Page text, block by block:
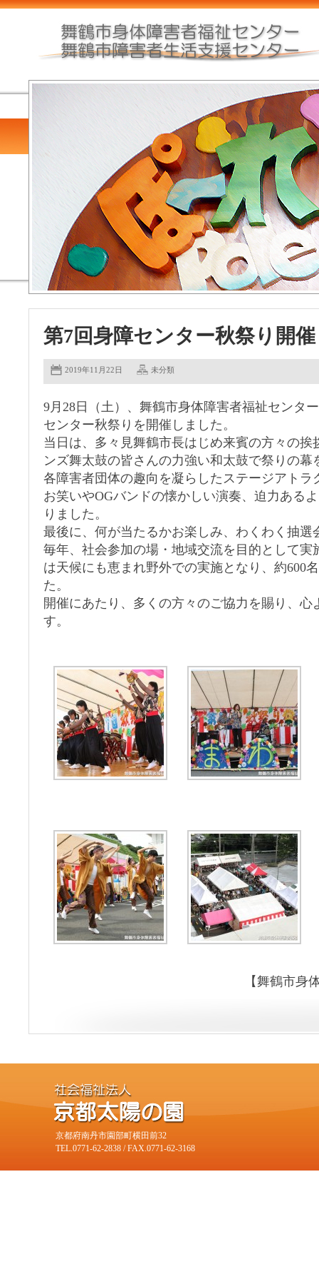
第7回身障センター秋祭り開催
2019年11月22日 未分類
9月28日（土）、舞鶴市身体障害者福祉センタ
センター秋祭りを開催しました。
当日は、多々見舞鶴市長はじめ来賓の方々の挨
ンズ舞太鼓の皆さんの力強い和太鼓で祭りの幕
各障害者団体の趣向を凝らしたステージアトラ
お笑いやOGバンドの懐かしい演奏、迫力ある
りました。
最後に、何が当たるかお楽しみ、わくわく抽選
毎年、社会参加の場・地域交流を目的として実
は天候にも恵まれ野外での実施となり、約600
た。
開催にあたり、多くの方々のご協力を賜り、心
す。
【舞鶴市身
京都府南丹市園部町横田前32
TEL.0771-62-2838 / FAX.0771-62-3168